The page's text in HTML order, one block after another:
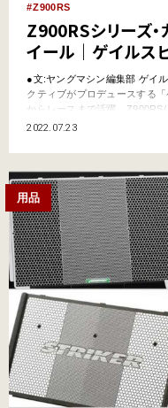
Z900RS
Z900RSシリーズ
イール｜ゲイルス
●文:ヤングマシン編集部 ゲイ
クティブがプロデュースする
からレースまで活躍。
プNからレーシーなタイプSB1
用のリヤホイールも用意され
2022.07.23
用品